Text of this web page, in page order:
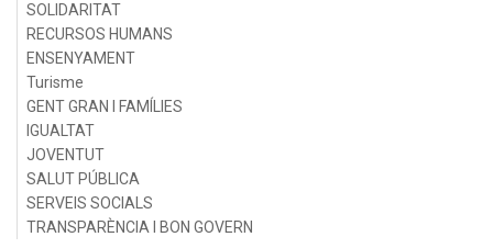
SOLIDARITAT
RECURSOS HUMANS
ENSENYAMENT
Turisme
GENT GRAN I FAMÍLIES
IGUALTAT
JOVENTUT
SALUT PÚBLICA
SERVEIS SOCIALS
TRANSPARÈNCIA I BON GOVERN